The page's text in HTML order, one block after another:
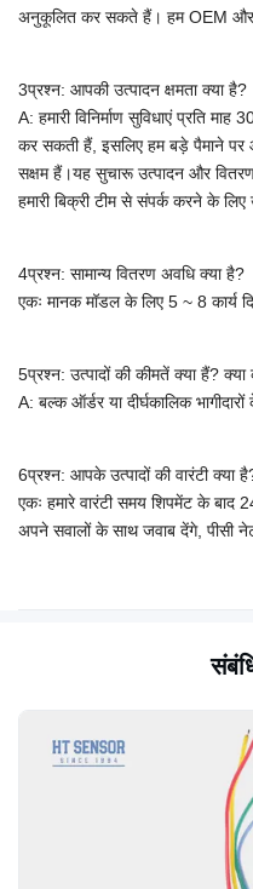
अनुकूलित कर सकते हैं। हम OEM
3प्रश्न: आपकी उत्पादन क्षमता क्या है?
A: हमारी विनिर्माण सुविधाएं प्रति
कर सकती हैं, इसलिए हम बड़े पैमाने पर
सक्षम हैं।यह सुचारू उत्पादन और
हमारी बिक्री टीम से संपर्क करने के लिए
4प्रश्न: सामान्य वितरण अवधि क्या है?
एकः मानक मॉडल के लिए 5 ~ 8 कार्य
5प्रश्न: उत्पादों की कीमतें क्या हैं?
A: बल्क ऑर्डर या दीर्घकालिक
6प्रश्न: आपके उत्पादों की वारंटी क्या
एकः हमारे वारंटी समय शिपमेंट के बाद
अपने सवालों के साथ जवाब देंगे, पीसी